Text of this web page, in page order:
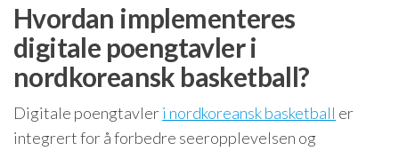
Hvordan implementeres
digitale poengtavler i
nordkoreansk basketball?
Digitale poengtavleri nordkoreansk basketball er
integrert for å forbedre seeropplevelsen og